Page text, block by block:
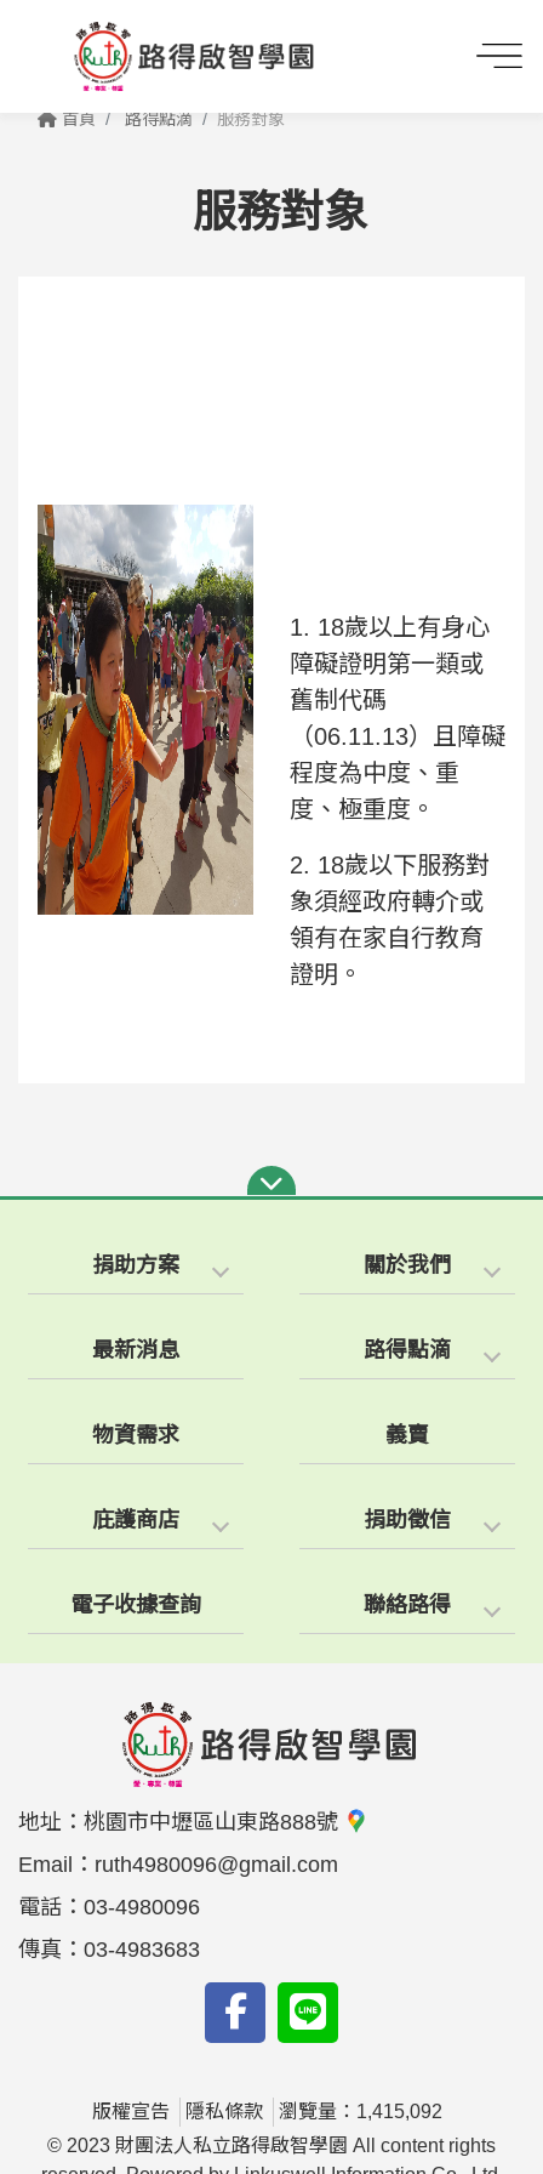
首頁 路得點滴 服務對象
服務對象
1. 18歲以上有身心
障礙證明第一類或
舊制代碼
（06.11.13）且障礙
程度為中度、重
度、極重度。
2. 18歲以下服務對
象須經政府轉介或
領有在家自行教育
證明。
捐助方案 關於我們
最新消息 路得點滴
物資需求 義賣
庇護商店 捐助徵信
電子收據查詢 聯絡路得
地址： 桃園市中壢區山東路888號
Email： ruth4980096@gmail.com
電話： 03-4980096
傳真： 03-4983683
版權宣告 隱私條款
瀏覽量：1,415,092
© 2023 財團法人私立路得啟智學園 All content rights